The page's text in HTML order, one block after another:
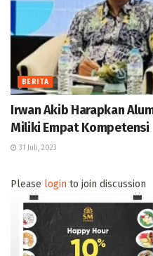
BERITA
Irwan Akib Harapkan
Miliki Empat Kompetensi
31 Juli, 2023
Please login to join discussion